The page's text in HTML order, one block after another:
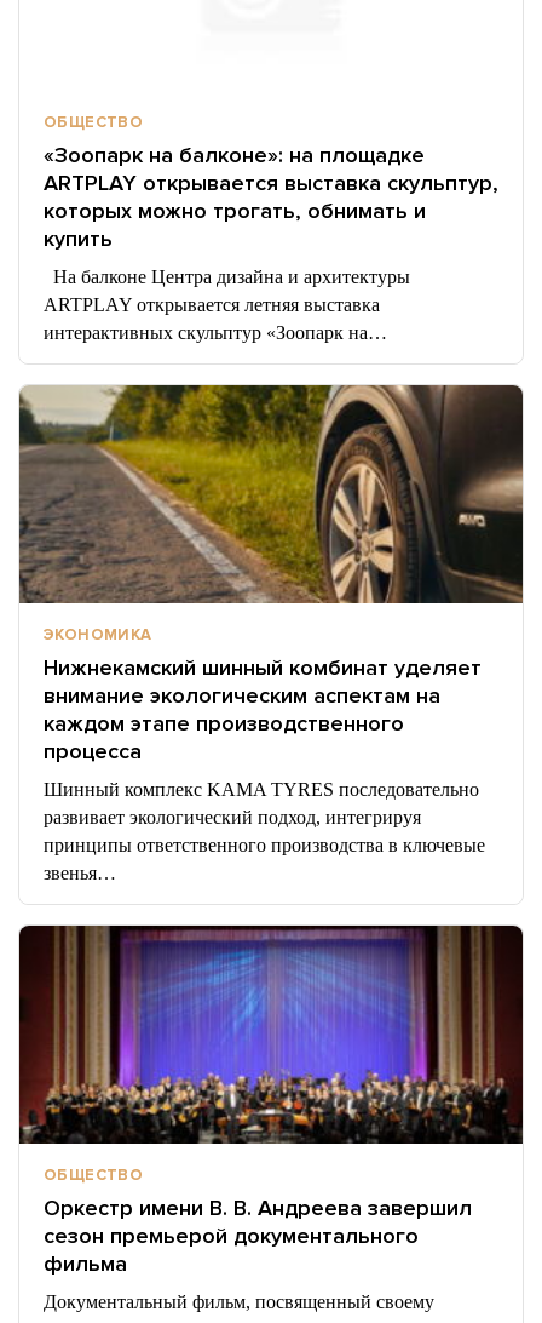
ОБЩЕСТВО
«Зоопарк на балконе»: на площадке
ARTPLAY открывается выставка скульптур,
которых можно трогать, обнимать и
купить
На балконе Центра дизайна и архитектуры
ARTPLAY открывается летняя выставка
интерактивных скульптур «Зоопарк на…
ЭКОНОМИКА
Нижнекамский шинный комбинат уделяет
внимание экологическим аспектам на
каждом этапе производственного
процесса
Шинный комплекс KAMA TYRES последовательно
развивает экологический подход, интегрируя
принципы ответственного производства в ключевые
звенья…
ОБЩЕСТВО
Оркестр имени В. В. Андреева завершил
сезон премьерой документального
фильма
Документальный фильм, посвященный своему